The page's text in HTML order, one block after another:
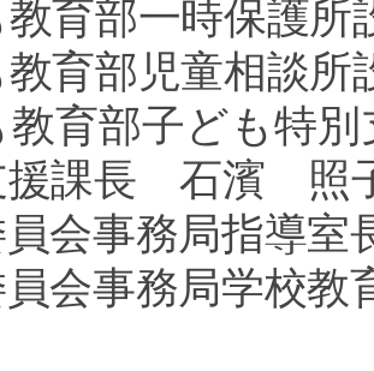
育部一時保護
育部児童相談
育部子ども特別
援課長 石濱 照
会事務局指導
員会事務局学校